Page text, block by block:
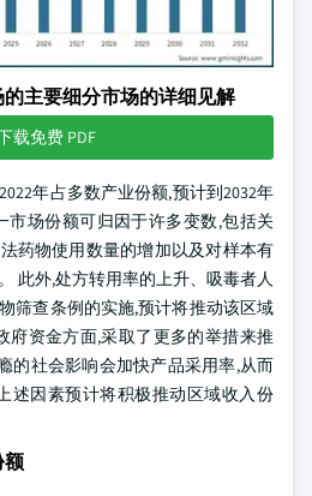
主要细分市场的详细见解
载免费 PDF
年占多数产业份额,预计到2032年
市场份额可归因于许多变数,包括关
药物使用数量的增加以及对样本有
此外,处方转用率的上升、吸毒者人
筛查条例的实施,预计将推动该区域
府资金方面,采取了更多的举措来推
的社会影响会加快产品采用率,从而
述因素预计将积极推动区域收入份
额